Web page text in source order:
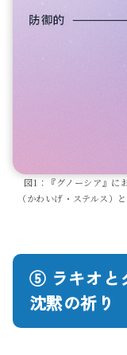
図1：『グノーシア』に
（かわいげ・ステルス）
⑤ ラキオと
沈黙の祈り